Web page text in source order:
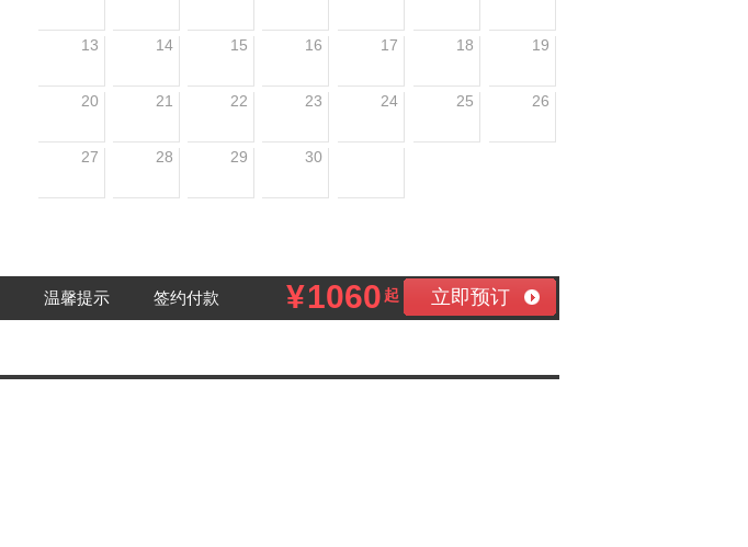
13 14 15 16 17 18 19
20 21 22 23 24 25 26
27 28 29 30
温馨提示 签约付款 ¥1060 起 立即预订